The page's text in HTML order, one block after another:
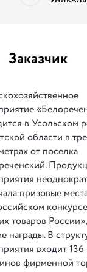
Заказчик
в Усольском
области в
от поселка
призовые
товаров
награды. В
входит 136
фирменной